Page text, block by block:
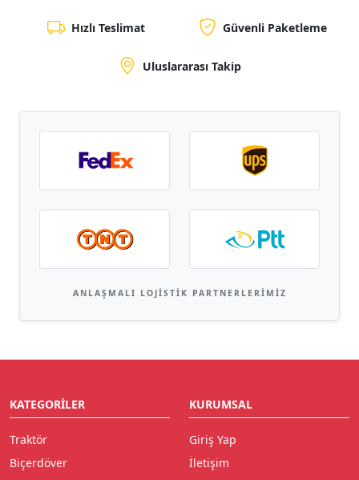
Hızlı Teslimat Güvenli Paketleme
Uluslararası Takip
ANLAŞMALI LOJISTIK PARTNERLERIMIZ
KATEGORILER
Traktör
Biçerdöver
KURUMSAL
Giriş Yap
İletişim